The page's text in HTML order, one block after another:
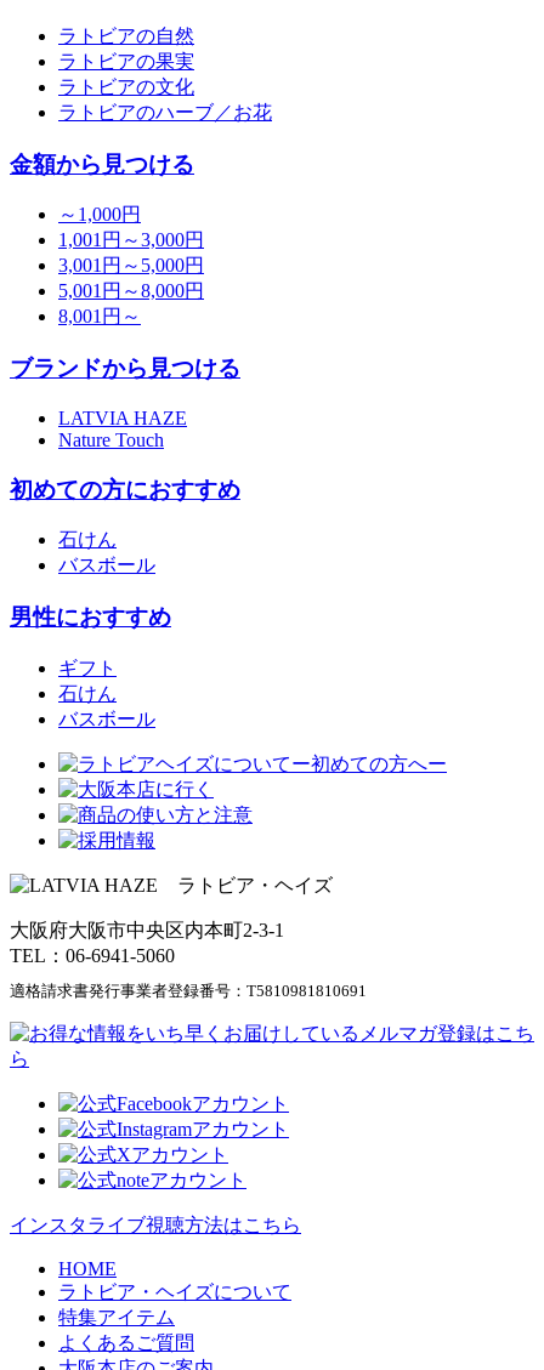
ラトビアの自然
ラトビアの果実
ラトビアの文化
ラトビアのハーブ／お花
金額から見つける
～1,000円
1,001円～3,000円
3,001円～5,000円
5,001円～8,000円
8,001円～
ブランドから見つける
LATVIA HAZE
Nature Touch
初めての方におすすめ
石けん
バスボール
男性におすすめ
ギフト
石けん
バスボール
大阪府大阪市中央区内本町2-3-1
TEL：06-6941-5060
適格請求書発行事業者登録番号： T5810981810691
インスタライブ視聴方法はこちら
HOME
ラトビア・ヘイズについて
特集アイテム
よくあるご質問